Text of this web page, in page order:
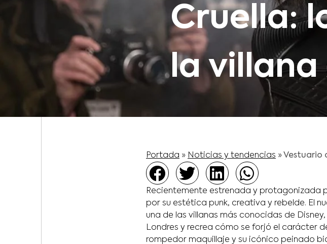
Cruella:
la villana
Portada » Noticias y tendencias » Vestuario
Recientemente estrenada y protagonizada
por su estética punk, creativa y rebelde. El
una de las villanas más conocidas de Disney,
Londres y recrea cómo se forjó el carácter
rompedor maquillaje y su icónico peinado